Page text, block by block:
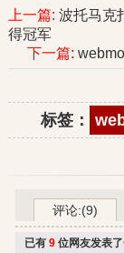
上一篇:波托马克
得冠军
下一篇:
标签：
评论:(9)
已有9 位网友发表